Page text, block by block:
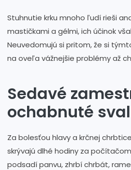
Stuhnutie krku mnoho ľudí rieši
mastičkami a gélmi, ich účinok
Neuvedomujú si pritom, že si
na oveľa vážnejšie problémy až
Sedavé
ochabnuté
Za bolesťou hlavy a krčnej
skrývajú dlhé hodiny za
podsadí panvu, zhrbí chrbát,